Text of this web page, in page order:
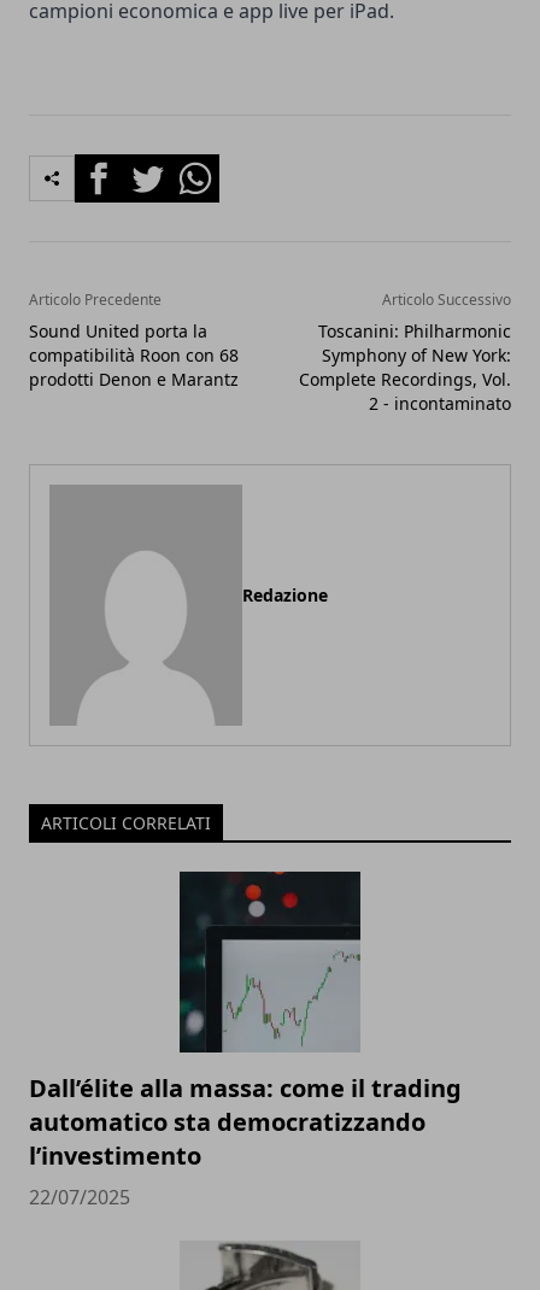
campioni economica e app live per iPad.
FacebookTwitterWhatsapp
Articolo Precedente
Sound United porta la
compatibilità Roon con 68
prodotti Denon e Marantz
Articolo Successivo
Toscanini: Philharmonic
Symphony of New York:
Complete Recordings, Vol.
2 - incontaminato
Redazione
ARTICOLI CORRELATI
Dall’élite alla massa: come il trading
automatico sta democratizzando
l’investimento
22/07/2025